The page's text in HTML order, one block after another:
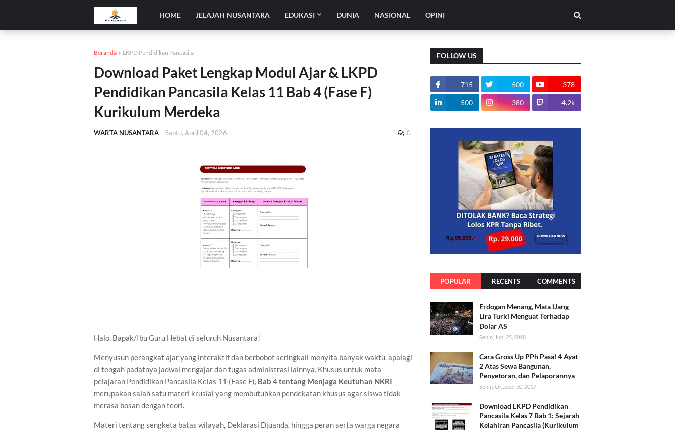
HOME JELAJAH NUSANTARA EDUKASI DUNIA NASIONAL OPINI
Beranda LKPD Pendidikan Pancasila
Download Paket Lengkap Modul Ajar & LKPD
Pendidikan Pancasila Kelas 11 Bab 4 (Fase F)
Kurikulum Merdeka
WARTA NUSANTARA - Sabtu, April 04, 2026 0
Halo, Bapak/Ibu Guru Hebat di seluruh Nusantara!
Menyusun perangkat ajar yang interaktif dan berbobot seringkali menyita banyak waktu, apalagi
di tengah padatnya jadwal mengajar dan tugas administrasi lainnya. Khusus untuk mata
pelajaran Pendidikan Pancasila Kelas 11 (Fase F), Bab 4 tentang Menjaga Keutuhan NKRI
merupakan salah satu materi krusial yang membutuhkan pendekatan khusus agar siswa tidak
merasa bosan dengan teori.
Materi tentang sengketa batas wilayah, Deklarasi Djuanda, hingga peran serta warga negara
FOLLOW US
715 500 378
500 380 4.2k
POPULAR RECENTS COMMENTS
Erdogan Menang, Mata Uang
Lira Turki Menguat Terhadap
Dolar AS
Senin, Juni 25, 2018
Cara Gross Up PPh Pasal 4 Ayat
2 Atas Sewa Bangunan,
Penyetoran, dan Pelaporannya
Senin, Oktober 30, 2017
Download LKPD Pendidikan
Pancasila Kelas 7 Bab 1: Sejarah
Kelahiran Pancasila (Kurikulum